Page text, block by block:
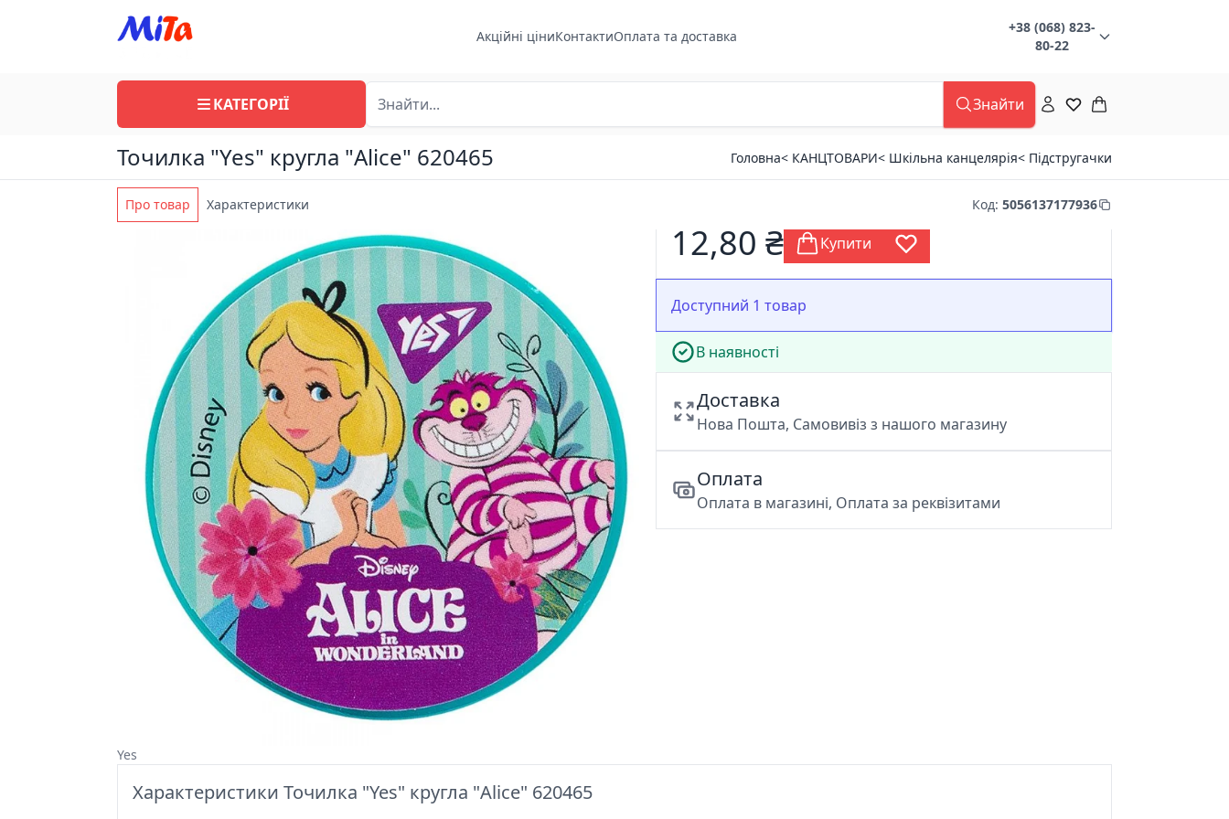
Акційні ціниКонтактиОплата та доставка
+38 (068) 823-
80-22
КАТЕГОРІЇ Знайти
Точилка "Yes" кругла "Alice" 620465 Головна< КАНЦТОВАРИ< Шкільна канцелярія< Підстругачки
Про товар Характеристики Код: 5056137177936
Yes
12,80 ₴ Купити
Доступний 1 товар
В наявності
Доставка
Нова Пошта, Самовивіз з нашого магазину
Оплата
Оплата в магазині, Оплата за реквізитами
Характеристики Точилка "Yes" кругла "Alice" 620465